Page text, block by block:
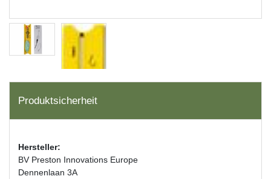
Produktsicherheit
Hersteller:
BV Preston Innovations Europe
Dennenlaan 3A